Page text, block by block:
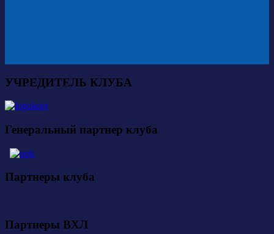
УЧРЕДИТЕЛЬ КЛУБА
Генеральный партнер клуба
Партнеры клуба
Партнеры ВХЛ